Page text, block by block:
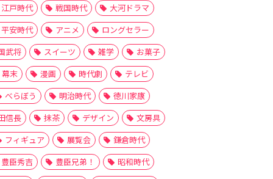
江戸時代 戦国時代
大河ドラマ
平安時代
アニメ
ロングセラー
武将
スイーツ 雑学
お菓子
幕末
漫画 時代劇
テレビ
べらぼう
明治時代
徳川家康
信長
抹茶 デザイン
文房具
フィギュア
展覧会
鎌倉時代
豊臣秀吉
豊臣兄弟！
昭和時代